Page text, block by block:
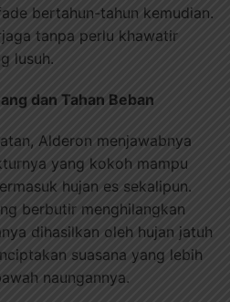
bertahun-tahun kemudian.
tanpa perlu khawatir
lusuh.
dan Tahan Beban
Alderon menjawabnya
yang kokoh mampu
hujan es sekalipun.
berbutir menghilangkan
dihasilkan oleh hujan jatuh
suasana yang lebih
naungannya.